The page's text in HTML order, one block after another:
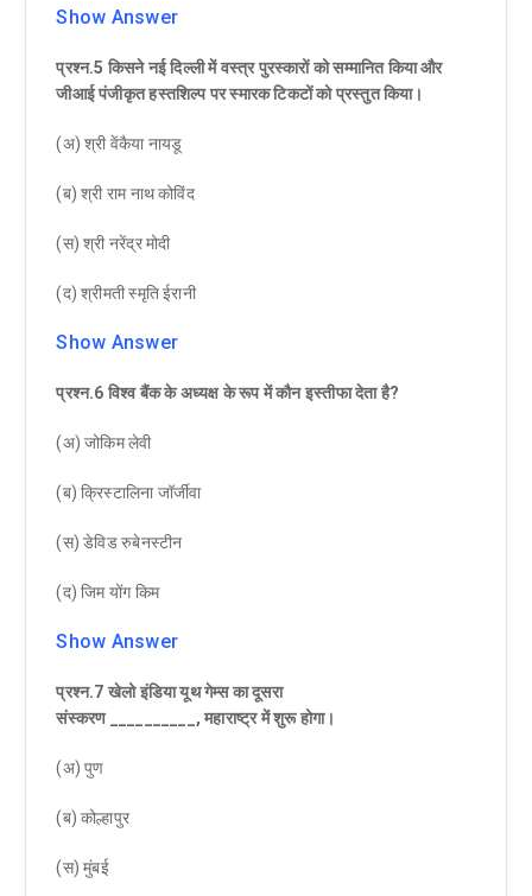
Show Answer
प्रश्न.5 किसने नई दिल्ली में वस्त्र पुरस्कारों को सम्मानित किया और
जीआई पंजीकृत हस्तशिल्प पर स्मारक टिकटों को प्रस्तुत किया।
(अ) श्री वेंकैया नायडू
(ब) श्री राम नाथ कोविंद
(स) श्री नरेंद्र मोदी
(द) श्रीमती स्मृति ईरानी
Show Answer
प्रश्न.6 विश्व बैंक के अध्यक्ष के रूप में कौन इस्तीफा देता है?
(अ) जोकिम लेवी
(ब) क्रिस्टालिना जॉर्जीवा
(स) डेविड रुबेनस्टीन
(द) जिम योंग किम
Show Answer
प्रश्न.7 खेलो इंडिया यूथ गेम्स का दूसरा
संस्करण __________, महाराष्ट्र में शुरू होगा।
(अ) पुण
(ब) कोल्हापुर
(स) मुंबई